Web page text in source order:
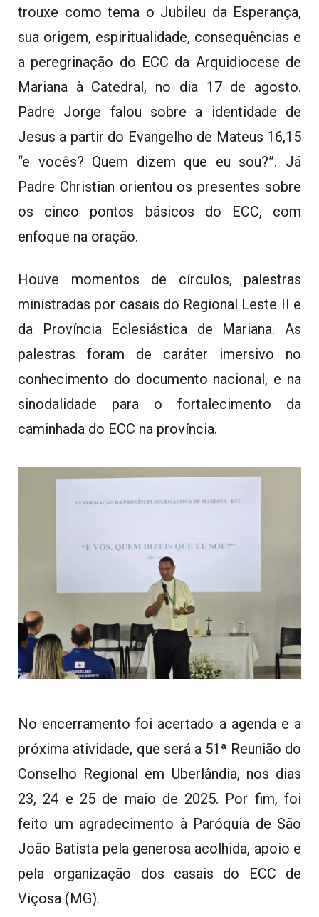
trouxe como tema o Jubileu da Esperança,
sua origem, espiritualidade, consequências e
a peregrinação do ECC da Arquidiocese de
Mariana à Catedral, no dia 17 de agosto.
Padre Jorge falou sobre a identidade de
Jesus a partir do Evangelho de Mateus 16,15
“e vocês? Quem dizem que eu sou?”. Já
Padre Christian orientou os presentes sobre
os cinco pontos básicos do ECC, com
enfoque na oração.
Houve momentos de círculos, palestras
ministradas por casais do Regional Leste II e
da Província Eclesiástica de Mariana. As
palestras foram de caráter imersivo no
conhecimento do documento nacional, e na
sinodalidade para o fortalecimento da
caminhada do ECC na província.
No encerramento foi acertado a agenda e a
próxima atividade, que será a 51ª Reunião do
Conselho Regional em Uberlândia, nos dias
23, 24 e 25 de maio de 2025. Por fim, foi
feito um agradecimento à Paróquia de São
João Batista pela generosa acolhida, apoio e
pela organização dos casais do ECC de
Viçosa (MG).